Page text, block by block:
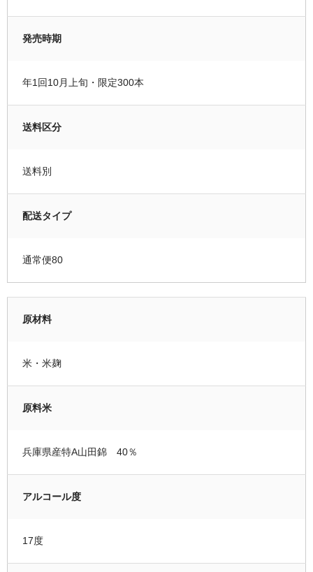
発売時期
年1回10月上旬・限定300本
送料区分
送料別
配送タイプ
通常便80
原材料
米・米麹
原料米
兵庫県産特A山田錦 40％
アルコール度
17度